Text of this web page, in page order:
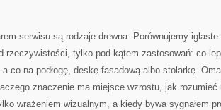
serwisu są rodzaje drewna. Porównujemy
rzeczywistości, tylko pod kątem zastosowań: co
co na podłogę, deskę fasadową albo stolarkę.
znaczenie ma miejsce wzrostu, jak rozumieć
wrażeniem wizualnym, a kiedy bywa sygnałem